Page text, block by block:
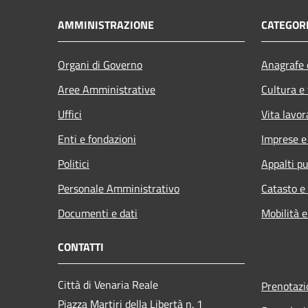
AMMINISTRAZIONE
Organi di Governo
Aree Amministrative
Uffici
Enti e fondazioni
Politici
Personale Amministrativo
Documenti e dati
Cultura
Vita
Imprese
Appalti
Catasto
Mobilità
CONTATTI
Città di Venaria Reale
Piazza Martiri della Libertà n. 1